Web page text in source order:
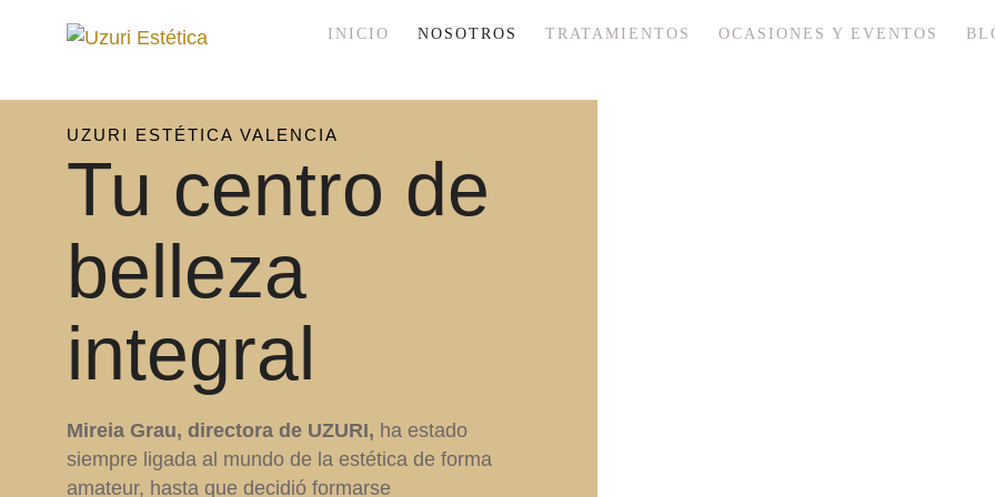
INICIO NOSOTROS TRATAMIENTOS OCASIONES Y EVENTOS
UZURI ESTÉTICA VALENCIA
Tu centro de
belleza
integral
Mireia Grau, directora de UZURI, ha estado
siempre ligada al mundo de la estética de forma
amateur, hasta que decidió formarse